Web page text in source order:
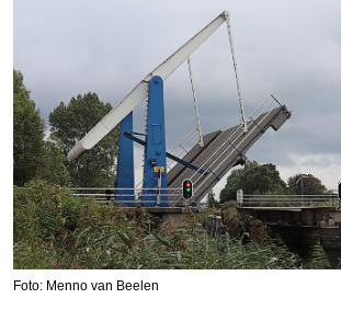
Foto: Menno van Beelen